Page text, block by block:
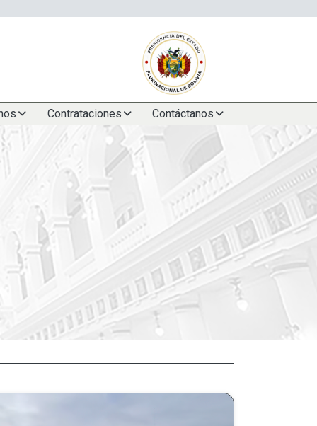
Contrataciones Contáctanos